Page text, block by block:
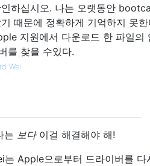
하십시오. 나는 오랫동안
때문에 정확하게 기억하지 못
지원에서 다운로드 한 파일의
를 찾을 수있다.
Wei
는 보다 이걸 해결해야 해!
는 Apple으로부터 드라이버를 다